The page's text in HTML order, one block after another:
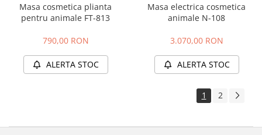
Masa cosmetica plianta
pentru animale FT-813
790,00 RON
ALERTA STOC
Masa electrica cosmetica
animale N-108
3.070,00 RON
ALERTA STOC
1 2